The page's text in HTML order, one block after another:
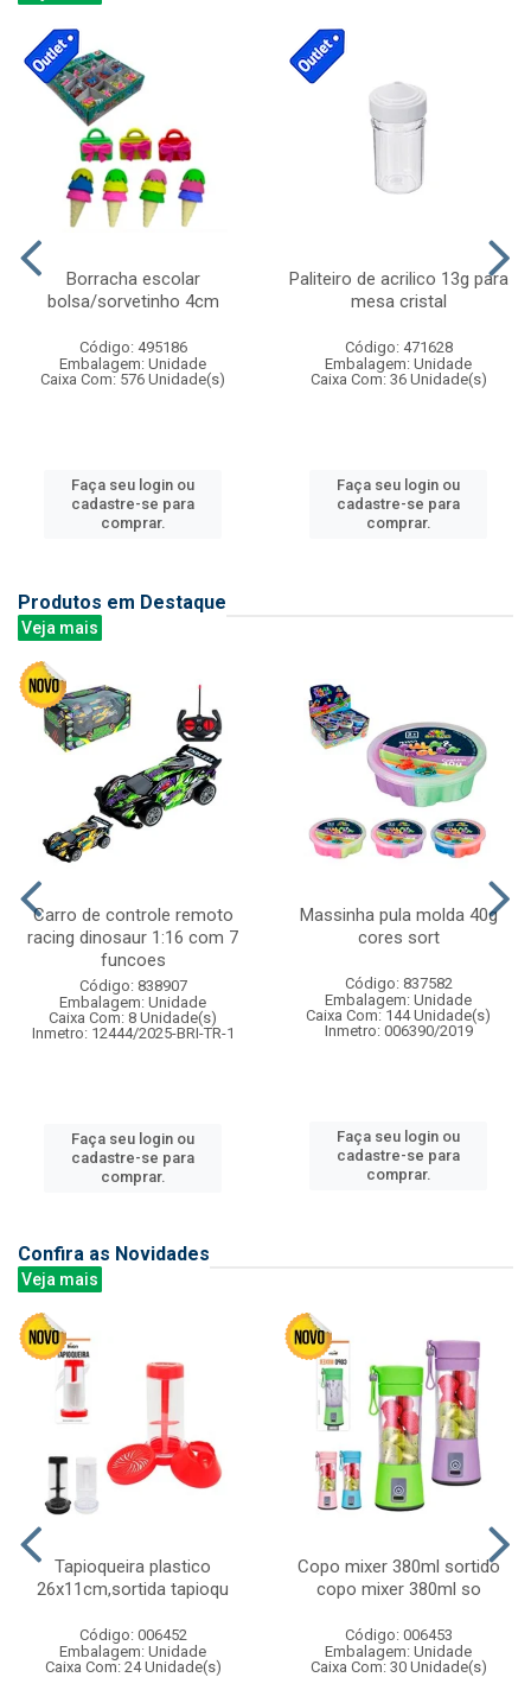
Borracha escolar
bolsa/sorvetinho 4cm
Código: 495186
Embalagem: Unidade
Caixa Com: 576 Unidade(s)
Faça seu login ou
cadastre-se para
comprar.
Paliteiro de acrilico 13g para
mesa cristal
Código: 471628
Embalagem: Unidade
Caixa Com: 36 Unidade(s)
Faça seu login ou
cadastre-se para
comprar.
Produtos em Destaque
Veja mais
Carro de controle remoto
racing dinosaur 1:16 com 7
funcoes
Código: 838907
Embalagem: Unidade
Caixa Com: 8 Unidade(s)
Inmetro: 12444/2025-BRI-TR-1
Faça seu login ou
cadastre-se para
comprar.
Massinha pula molda 40g
cores sort
Código: 837582
Embalagem: Unidade
Caixa Com: 144 Unidade(s)
Inmetro: 006390/2019
Faça seu login ou
cadastre-se para
comprar.
Confira as Novidades
Veja mais
Tapioqueira plastico
26x11cm,sortida tapioqu
Código: 006452
Embalagem: Unidade
Caixa Com: 24 Unidade(s)
Copo mixer 380ml sortido
copo mixer 380ml so
Código: 006453
Embalagem: Unidade
Caixa Com: 30 Unidade(s)